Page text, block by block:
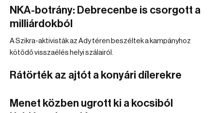
NKA-botrány: Debrecenbe is csorgott a
milliárdokból
A Szikra-aktivisták az Ady téren beszéltek a kampányhoz
kötődő visszaélés helyi szálairól.
Rátörték az ajtót a konyári dílerekre
Menet közben ugrott ki a kocsiból